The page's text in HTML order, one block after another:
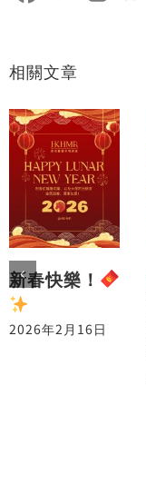
相關文章
新春快樂！
2026年2月16日